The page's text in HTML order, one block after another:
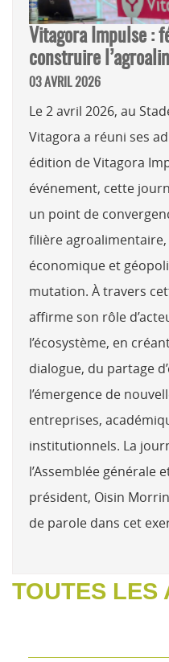
Vitagora Impulse :
construire
03 AVRIL 2026
Le 2 avril 2026, au
Vitagora a réuni ses
édition de Vitagora
événement, cette
un point de
filière
économique et
mutation. À travers
affirme son rôle
l’écosystème, en
dialogue, du partage
l’émergence de
entreprises,
institutionnels. La
l’Assemblée générale
président, Oisin
de parole dans cet
TOUTES LES